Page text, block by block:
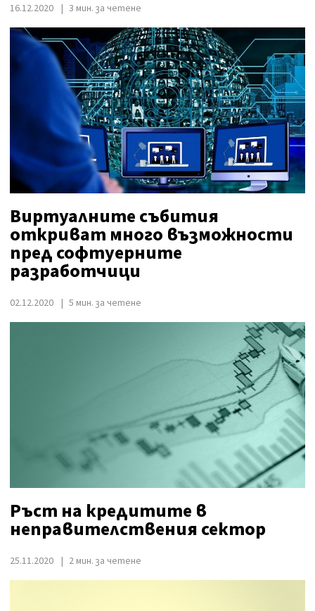
16.12.2020 3 мин. за четене
Виртуалните събития
откриват много възможности
пред софтуерните
разработчици
02.12.2020 5 мин. за четене
Ръст на кредитите в
неправителствения сектор
25.11.2020 2 мин. за четене